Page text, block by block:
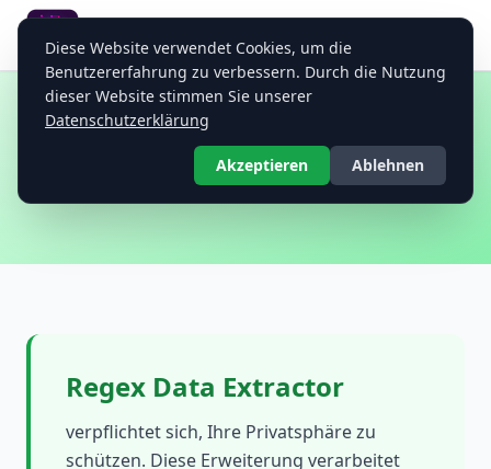
Regex Data Extractor
Universeller Regex Data Extractor
Datenschutzerklärung
Zuletzt aktualisiert: 2025-12-29
Regex Data Extractor
verpflichtet sich, Ihre Privatsphäre zu
schützen. Diese Erweiterung verarbeitet
Diese Website verwendet Cookies, um die
Benutzererfahrung zu verbessern. Durch die Nutzung
dieser Website stimmen Sie unserer
Datenschutzerklärung
Akzeptieren Ablehnen